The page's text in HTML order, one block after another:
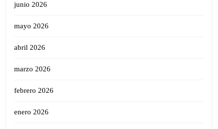
junio 2026
mayo 2026
abril 2026
marzo 2026
febrero 2026
enero 2026